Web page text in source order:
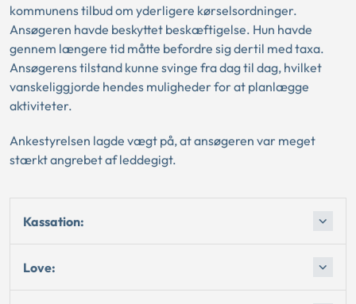
kommunens tilbud om yderligere kørselsordninger.
Ansøgeren havde beskyttet beskæftigelse. Hun havde
gennem længere tid måtte befordre sig dertil med taxa.
Ansøgerens tilstand kunne svinge fra dag til dag, hvilket
vanskeliggjorde hendes muligheder for at planlægge
aktiviteter.
Ankestyrelsen lagde vægt på, at ansøgeren var meget
stærkt angrebet af leddegigt.
Kassation:
Love: